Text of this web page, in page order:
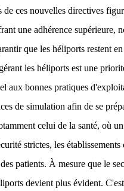
ces nouvelles directives
une adhérence
que les héliports restent
les héliports est une
aux bonnes pratiques
de simulation afin de se
celui de la santé, où
strictes, les
patients. À mesure que le
devient plus évident.